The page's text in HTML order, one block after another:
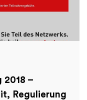
2018 –
Regulierung